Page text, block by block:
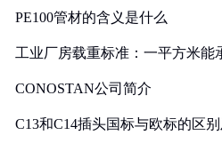
PE100管材的含义是什么
工业厂房载重标准：一平方米能
CONOSTAN公司简介
C13和C14插头国标与欧标的区